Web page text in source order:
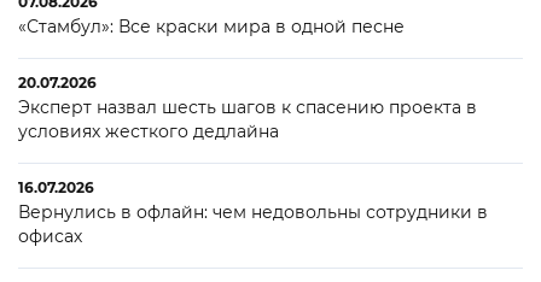
«Стамбул»: Все краски мира в одной песне
20.07.2026
Эксперт назвал шесть шагов к спасению проекта в
условиях жесткого дедлайна
16.07.2026
Вернулись в офлайн: чем недовольны сотрудники в
офисах